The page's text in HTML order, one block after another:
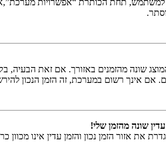
למשתמש, תחת הכותרת “אפשרויות
שונה מהזמנים באזורך. אם זאת הבעיה,
אם אינך רשום במערכת, זה הזמן הנכון
שונה מהזמן שלי!
את אזור הזמן נכון והזמן עדין אינו